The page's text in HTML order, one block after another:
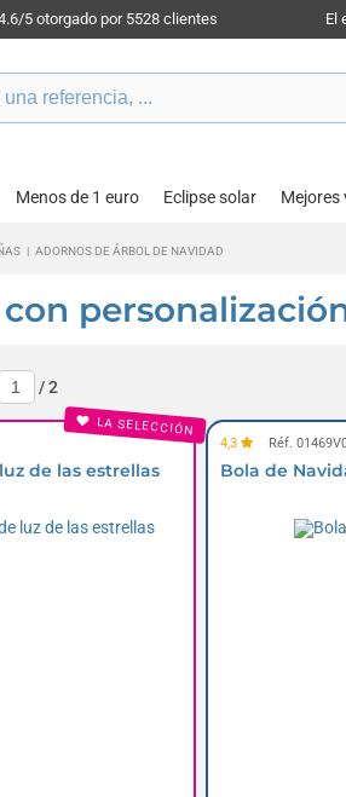
5 otorgado por 5528 clientes El
Menos de 1 euro Eclipse solar Mejores
| ADORNOS DE ÁRBOL DE NAVIDAD
/2
LA SELECCIÓN
de las estrellas
4,3 Réf.
Bola de